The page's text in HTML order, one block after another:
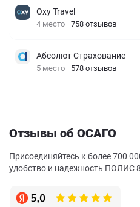
Oxy Travel
4 место 758 отзывов
Абсолют Страхование
5 место 578 отзывов
Отзывы об ОСАГО
Присоединяйтесь к более 700
удобство и надежность ПОЛИС